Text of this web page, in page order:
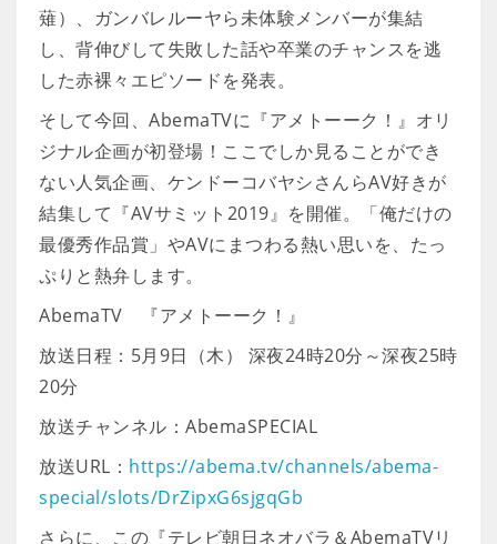
薙）、ガンバレルーヤら未体験メンバーが集結
し、背伸びして失敗した話や卒業のチャンスを逃
した赤裸々エピソードを発表。
そして今回、AbemaTVに『アメトーーク！』オリ
ジナル企画が初登場！ここでしか見ることができ
ない人気企画、ケンドーコバヤシさんらAV好きが
結集して『AVサミット2019』を開催。「俺だけの
最優秀作品賞」やAVにまつわる熱い思いを、たっ
ぷりと熱弁します。
AbemaTV 『アメトーーク！』
放送日程：5月9日（木） 深夜24時20分～深夜25時
20分
放送チャンネル：AbemaSPECIAL
放送URL： https://abema.tv/channels/abema-
special/slots/DrZipxG6sjgqGb
さらに、この『テレビ朝日ネオバラ＆AbemaTVリ